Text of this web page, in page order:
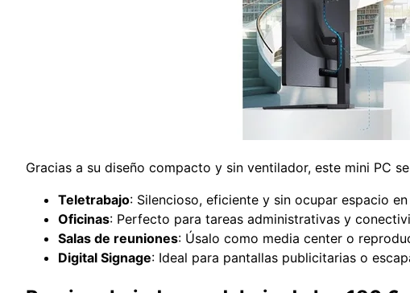
Gracias a su diseño compacto y sin ventilador, este mini PC
Teletrabajo: Silencioso, eficiente y sin ocupar espacio
Oficinas: Perfecto para tareas administrativas y
Salas de reuniones: Úsalo como media center o
Digital Signage: Ideal para pantallas publicitarias o